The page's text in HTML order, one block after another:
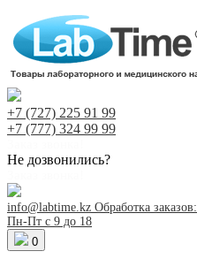
+7 (727) 225 91 99
+7 (777) 324 99 99
Не дозвонились?
info@labtime.kz Обработка заказов:
Пн-Пт с 9 до 18
0